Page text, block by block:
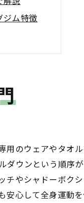
ジム特徴
験方法
グの魅力
な理由
る理由
グ体験法
魅力
流れ
のウェアやタオ
ウンという順序
やシャドーボク
心して全身運動を